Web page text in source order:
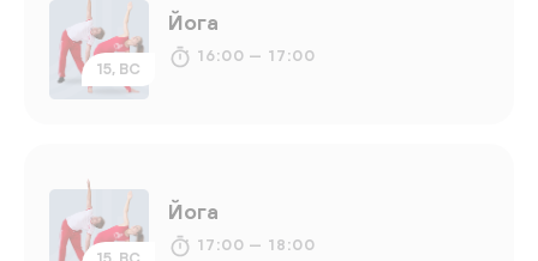
15, ВС
Йога
16:00 — 17:00
Йога
17:00 — 18:00